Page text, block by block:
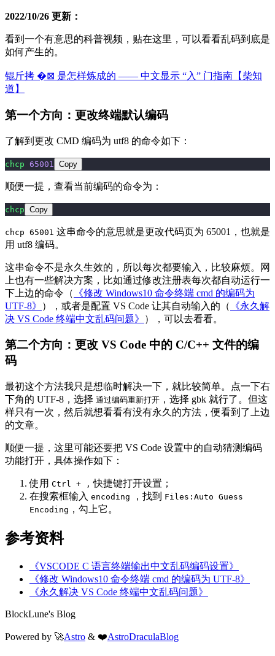
2022/10/26 更新：
看到一个有意思的科普视频，贴在这里，可以看看乱码到底是
如何产生的。
锟斤拷 �⊠ 是怎样炼成的 —— 中文显示 “⼊” 门指南【柴知
道】
第一个方向：更改终端默认编码
了解到更改 CMD 编码为 utf8 的命令如下：
chcp 65001 Copy
顺便一提，查看当前编码的命令为：
chcp Copy
chcp 65001 这串命令的意思就是更改代码页为 65001，也就是
用 utf8 编码。
这串命令不是永久生效的，所以每次都要输入，比较麻烦。网
上也有一些解决方案，比如通过修改注册表每次都自动运行一
下上边的命令（
《修改 Windows10 命令终端 cmd 的编码为
UTF-8》
），或者是配置 VS Code 让其自动输入的（
《永久解
决 VS Code 终端中文乱码问题》
），可以去看看。
第二个方向：更改 VS Code 中的 C/C++ 文件的编
码
最初这个方法我只是想临时解决一下，就比较简单。点一下右
下角的 UTF-8，选择 通过编码重新打开 ，选择 gbk 就行了。但这
样只有一次，然后就想看看有没有永久的方法，便看到了上边
的文章。
顺便一提，这里可能还要把 VS Code 设置中的自动猜测编码
功能打开，具体操作如下：
使用 Ctrl + , 快捷键打开设置；
在搜索框输入 encoding ，找到 Files:Auto Guess
Encoding ，勾上它。
参考资料
《VSCODE C 语言终端输出中文乱码编码设置》
《修改 Windows10 命令终端 cmd 的编码为 UTF-8》
《永久解决 VS Code 终端中文乱码问题》
BlockLune's Blog
Powered by 🚀Astro & ❤️AstroDraculaBlog